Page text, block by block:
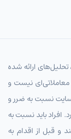
ارائه شده
نیست و
نسبت به ضرر و
افراد باید نسبت به
و قبل از اقدام به